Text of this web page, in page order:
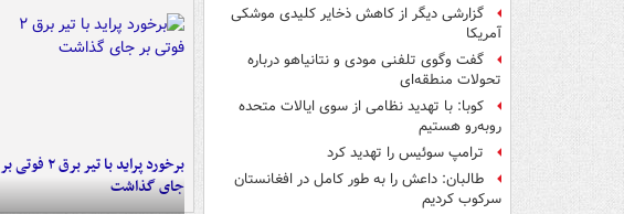
گزارشی دیگر از کاهش ذخایر کلیدی موشکی
آمریکا
گفت وگوی تلفنی مودی و نتانیاهو درباره
تحولات منطقه‌ای
کوبا: با تهدید نظامی از سوی ایالات متحده
روبه‌رو هستیم
ترامپ سوئیس را تهدید کرد
طالبان: داعش را به طور کامل در افغانستان
سرکوب کردیم
برخورد پراید با تیر برق ۲ فوتی بر
جای گذاشت